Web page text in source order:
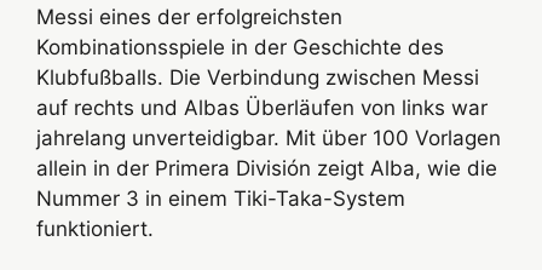
Messi eines der erfolgreichsten
Kombinationsspiele in der Geschichte des
Klubfußballs. Die Verbindung zwischen Messi
auf rechts und Albas Überläufen von links war
jahrelang unverteidigbar. Mit über 100 Vorlagen
allein in der Primera División zeigt Alba, wie die
Nummer 3 in einem Tiki-Taka-System
funktioniert.